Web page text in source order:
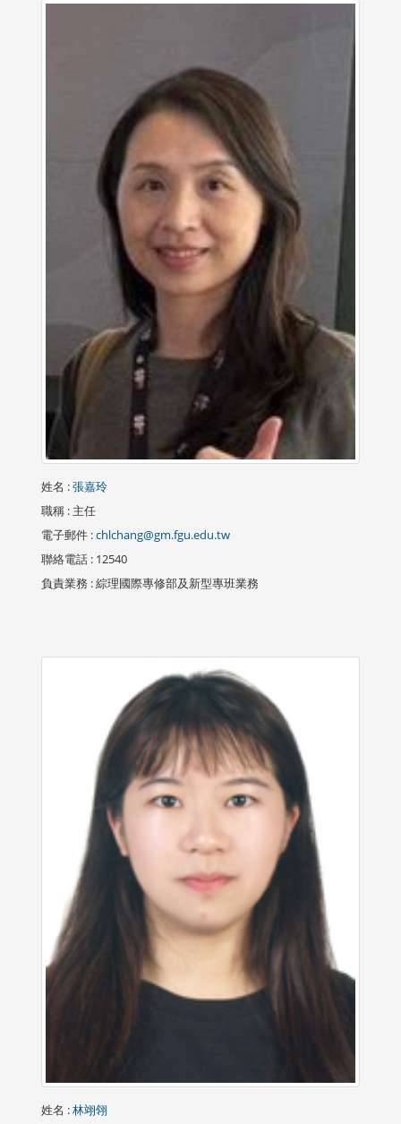
姓名 :張嘉玲
職稱 : 主任
電子郵件 :chlchang@gm.fgu.edu.tw
聯絡電話 : 12540
負責業務 : 綜理國際專修部及新型專班業務
姓名 :林翊翎